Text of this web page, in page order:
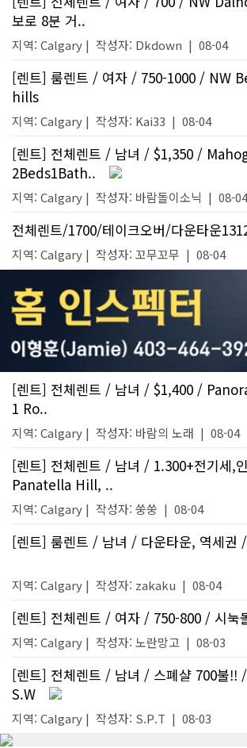
보로 8분 거..
지역: Calgary | 작성자: Dkdown | 08-04
[렌트] 룸렌트 / 여자 / 750-1000 / NW
hills
지역: Calgary | 작성자: Kai33 | 08-04
[렌트] 전체렌트 / 남녀 / $1,350 /
2Beds1Bath..
지역: Calgary | 작성자: 바람돌이소닉 | 08-04
전체렌트/1700/테이크오버/다운타운
지역: Calgary | 작성자: 꼬무꼬무 | 08-04
[렌트] 전체렌트 / 남녀 / $1,400 /
1 Ro..
지역: Calgary | 작성자: 바람의 노래 | 08-04
[렌트] 전체렌트 / 남녀 / 1.300+전기세,
Panatella Hill, ..
지역: Calgary | 작성자: 쑹쑹 | 08-04
[렌트] 룸렌트 / 남녀 / 다운타운, 역세권
지역: Calgary | 작성자: zakaku | 08-04
[렌트] 전체렌트 / 여자 / 750-800 / 시눅
지역: Calgary | 작성자: 노란망고 | 08-03
[렌트] 전체렌트 / 남녀 / 스폐샬 700불!!
S.W
지역: Calgary | 작성자: S.P.T | 08-03